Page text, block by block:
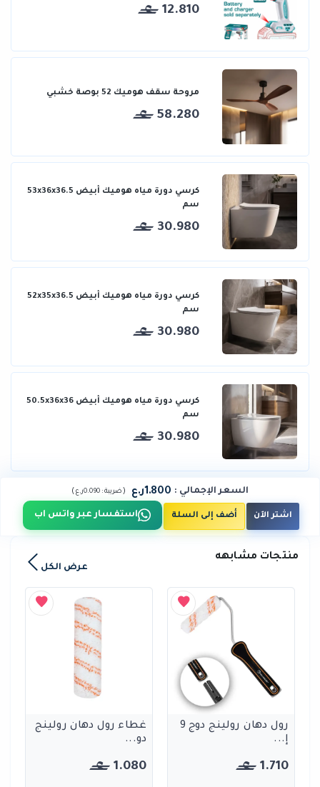
12.810
مروحة سقف هوميك 52 بوصة خشبي
58.280
كرسي دورة مياه هوميك أبيض 53x36x36.5
سم
30.980
كرسي دورة مياه هوميك أبيض 52x35x36.5
سم
30.980
كرسي دورة مياه هوميك أبيض 50.5x36x36
سم
30.980
السعر الإجمالي : 1.800ر.ع (ضريبة : 0.090ر.ع )
اشتر الآن أضف إلى السلة استفسار عبر واتس اب
منتجات مشابهه
عرض الكل
رول دهان رولينج دوج 9
إ...
1.710
غطاء رول دهان رولينج
دو...
1.080